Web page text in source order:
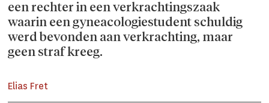
een rechter in een verkrachtings­zaak
waarin een gyneacologiestudent schuldig
werd bevonden aan verkrachting, maar
geen straf kreeg.
Elias Fret